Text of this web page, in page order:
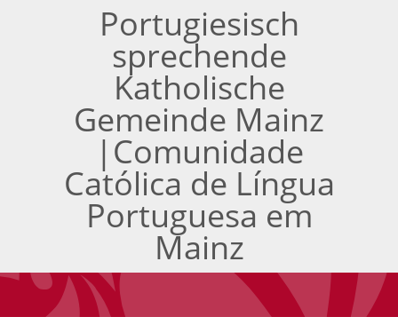
Portugiesisch
sprechende
Katholische
Gemeinde Mainz
|Comunidade
Católica de Língua
Portuguesa em
Mainz